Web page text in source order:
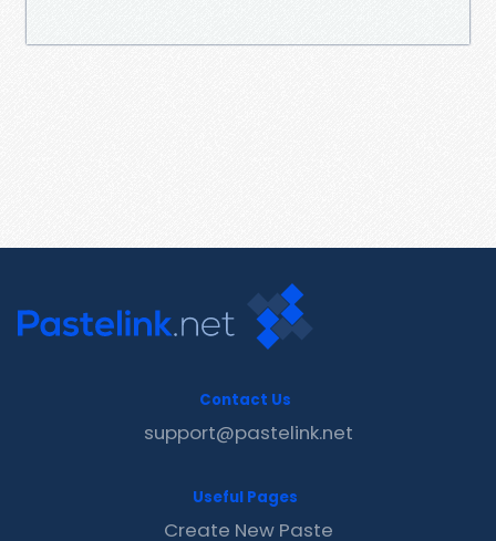
Contact Us
support@pastelink.net
Useful Pages
Create New Paste